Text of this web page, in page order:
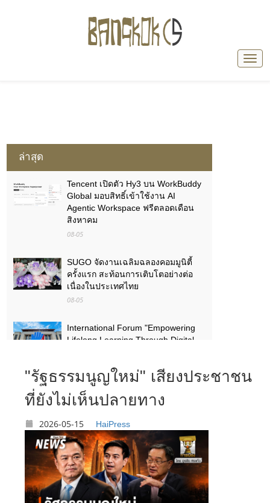
ล่าสุด
Tencent เปิดตัว Hy3 บน WorkBuddy
Global มอบสิทธิ์เข้าใช้งาน AI
Agentic Workspace ฟรีตลอดเดือน
สิงหาคม
08-05
SUGO จัดงานเฉลิมฉลองคอมมูนิตี้
ครั้งแรก สะท้อนการเติบโตอย่างต่อ
เนื่องในประเทศไทย
08-05
International Forum "Empowering
Lifelong Learning Through Digital
Learning" Convenes
08-03
เทคโนโลยีดิจิทัลอัจฉริยะ เรียนรู้ตลอด
ชีวิต – สร้างระบบนิเวศใหม่แห่งการ
เรียนรู้ตลอดชีวิตของมนุษย์» จัดขึ้น
08-03
"รัฐธรรมนูญใหม่" เสียงประชาชน
ที่ยังไม่เห็นปลายทาง
2026-05-15 HaiPress